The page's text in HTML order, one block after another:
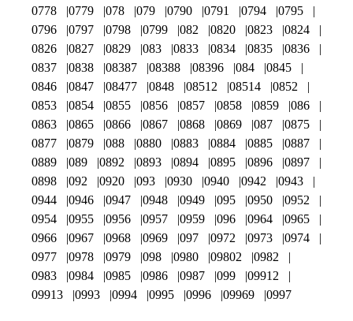
0778
0779 078 079 0790 0791 0794
0795
0796
0797 0798 0799 082 0820 0823
0824
0826
0827 0829 083 0833 0834 0835
0836
0837
0838 08387 08388 08396 084
0845
0846
0847 08477 0848 08512 08514
0852
0853
0854 0855 0856 0857 0858 0859
086
0863
0865 0866 0867 0868 0869 087
0875
0877
0879 088 0880 0883 0884 0885
0887
0889
089 0892 0893 0894 0895 0896
0897
0898
092 0920 093 0930 0940 0942
0943
0944
0946 0947 0948 0949 095 0950
0952
0954
0955 0956 0957 0959 096 0964
0965
0966
0967 0968 0969 097 0972 0973
0974
0977
0978 0979 098 0980 09802
0982
0983
0984 0985 0986 0987 099
09912
09913
0993 0994 0995 0996 09969 0997